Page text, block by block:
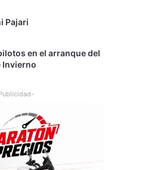
Pajari
en el arranque del
Invierno